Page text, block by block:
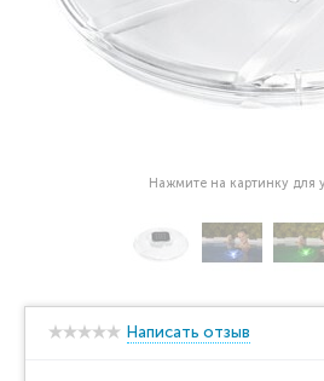
Нажмите на картинку для
Написать отзыв